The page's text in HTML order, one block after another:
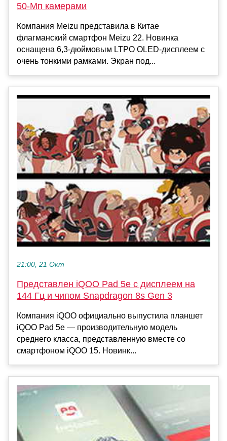
50-Мп камерами
Компания Meizu представила в Китае
флагманский смартфон Meizu 22. Новинка
оснащена 6,3-дюймовым LTPO OLED-дисплеем с
очень тонкими рамками. Экран под...
21:00, 21 Окт
Представлен iQOO Pad 5e с дисплеем на
144 Гц и чипом Snapdragon 8s Gen 3
Компания iQOO официально выпустила планшет
iQOO Pad 5e — производительную модель
среднего класса, представленную вместе со
смартфоном iQOO 15. Новинк...